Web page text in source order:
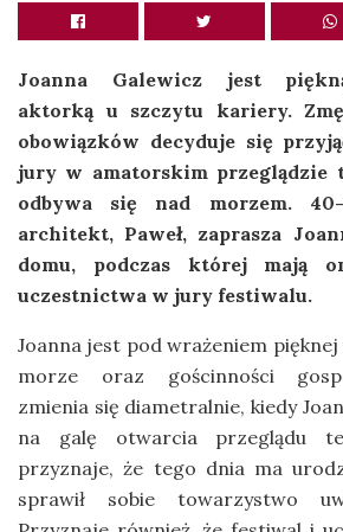
Joanna Galewicz jest
aktorką u szczytu kariery.
obowiązków decyduje się
jury w amatorskim przeglądzie
odbywa się nad morzem.
architekt, Paweł, zaprasza
domu, podczas której mają
uczestnictwa w jury festiwalu.
Joanna jest pod wrażeniem
morze oraz gościnności
zmienia się diametralnie, kiedy
na galę otwarcia przeglądu
przyznaje, że tego dnia ma
sprawił sobie towarzystwo